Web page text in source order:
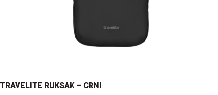
TRAVELITE RUKSAK – CRNI